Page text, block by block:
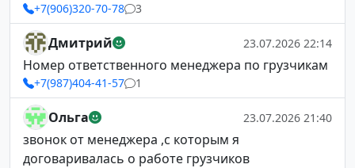
+7(906)320-70-78 3
Дмитрий 23.07.2026 22:14
Номер ответственного менеджера по грузчикам
+7(987)404-41-57 1
Ольга 23.07.2026 21:40
звонок от менеджера ,с которым я
договаривалась о работе грузчиков